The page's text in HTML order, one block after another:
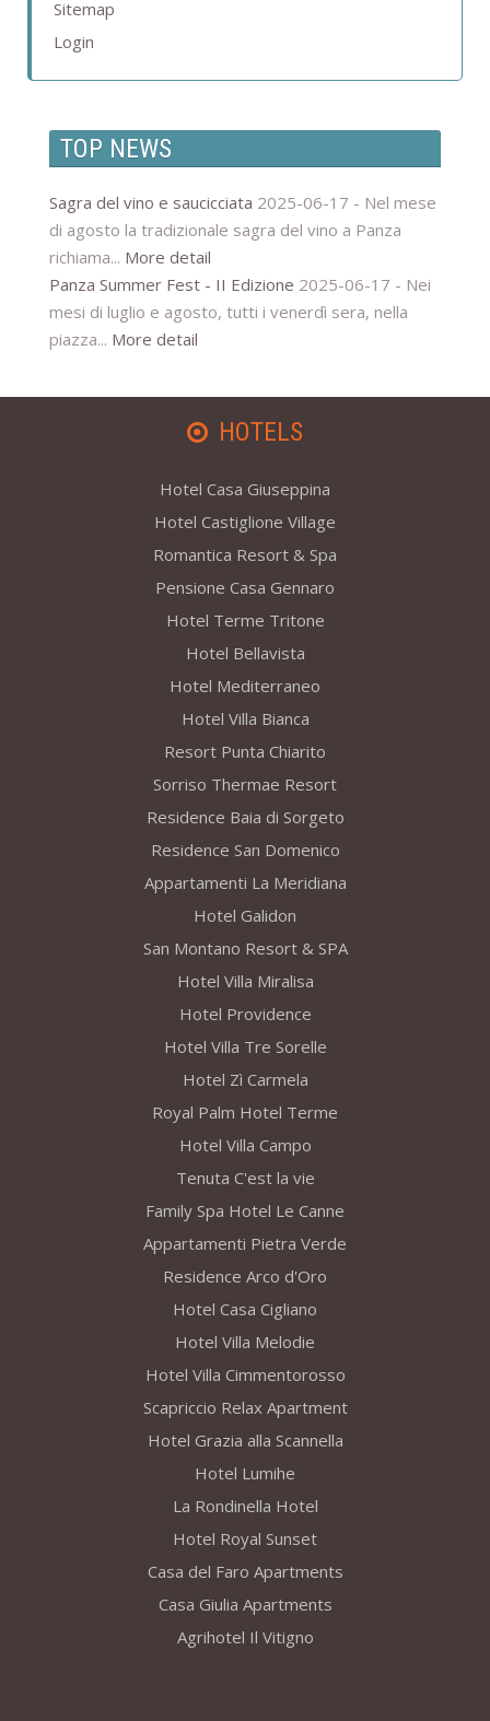
Sitemap
Login
TOP NEWS
Sagra del vino e saucicciata 2025-06-17 - Nel mese
di agosto la tradizionale sagra del vino a Panza
richiama... More detail
Panza Summer Fest - II Edizione 2025-06-17 - Nei
mesi di luglio e agosto, tutti i venerdì sera, nella
piazza... More detail
HOTELS
Hotel Casa Giuseppina
Hotel Castiglione Village
Romantica Resort & Spa
Pensione Casa Gennaro
Hotel Terme Tritone
Hotel Bellavista
Hotel Mediterraneo
Hotel Villa Bianca
Resort Punta Chiarito
Sorriso Thermae Resort
Residence Baia di Sorgeto
Residence San Domenico
Appartamenti La Meridiana
Hotel Galidon
San Montano Resort & SPA
Hotel Villa Miralisa
Hotel Providence
Hotel Villa Tre Sorelle
Hotel Zì Carmela
Royal Palm Hotel Terme
Hotel Villa Campo
Tenuta C'est la vie
Family Spa Hotel Le Canne
Appartamenti Pietra Verde
Residence Arco d'Oro
Hotel Casa Cigliano
Hotel Villa Melodie
Hotel Villa Cimmentorosso
Scapriccio Relax Apartment
Hotel Grazia alla Scannella
Hotel Lumihe
La Rondinella Hotel
Hotel Royal Sunset
Casa del Faro Apartments
Casa Giulia Apartments
Agrihotel Il Vitigno